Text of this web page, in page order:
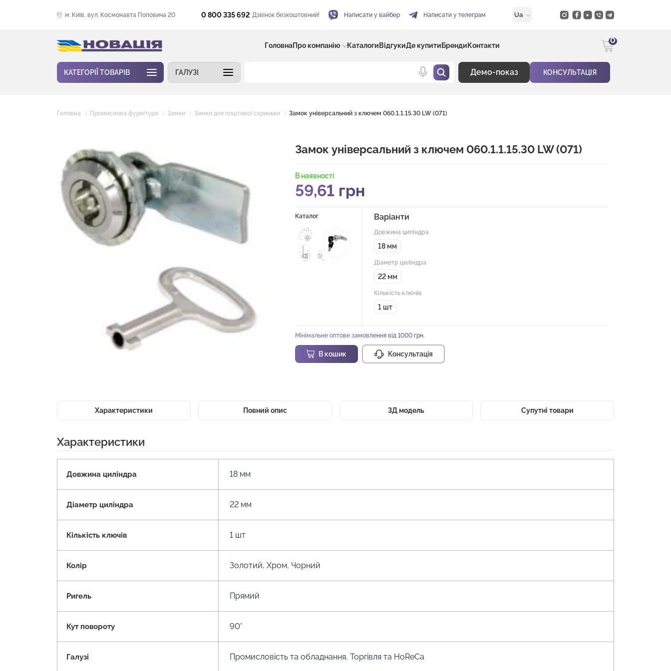
м. Київ, вул. Космонавта Поповича 20 0 800 335 692 Дзвінок безкоштовний! Написати у вайбер Написати у телеграм Ua
ГоловнаПро компанію Каталоги ВідгукиДе купити Бренди Контакти
0
КАТЕГОРІЇ ТОВАРІВ ГАЛУЗІ Демо-показ КОНСУЛЬТАЦІЯ
Головна Промислова фурнітура Замки Замки для поштової скриньки Замок універсальний з ключем 060.1.1.15.30 LW (071)
Замок універсальний з ключем 060.1.1.15.30 LW (071)
В наявності
59,61 грн
Каталог Варіанти
Довжина циліндра
18 мм
Діаметр циліндра
22 мм
Кількість ключів
1 шт
Мінімальне оптове замовлення від 1000 грн.
В кошик Консультація
Характеристики Повний опис 3Д модель Супутні товари
Характеристики
Довжина циліндра 18 мм
Діаметр циліндра 22 мм
Кількість ключів 1 шт
Колір Золотий, Хром, Чорний
Ригель Прямий
Кут повороту 90°
Галузі Промисловість та обладнання, Торгівля та HoReCa